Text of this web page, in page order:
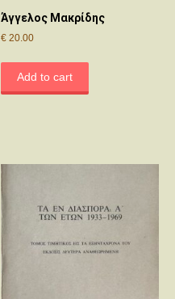
Άγγελος Μακρίδης
€ 20.00
Add to cart